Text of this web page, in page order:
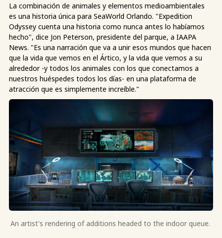
La combinación de animales y elementos medioambientales
es una historia única para SeaWorld Orlando. "Expedition
Odyssey cuenta una historia como nunca antes lo habíamos
hecho", dice Jon Peterson, presidente del parque, a IAAPA
News. "Es una narración que va a unir esos mundos que hacen
que la vida que vemos en el Ártico, y la vida que vemos a su
alrededor -y todos los animales con los que conectamos a
nuestros huéspedes todos los días- en una plataforma de
atracción que es simplemente increíble."
An artist's rendering of additions headed to the indoor queue.